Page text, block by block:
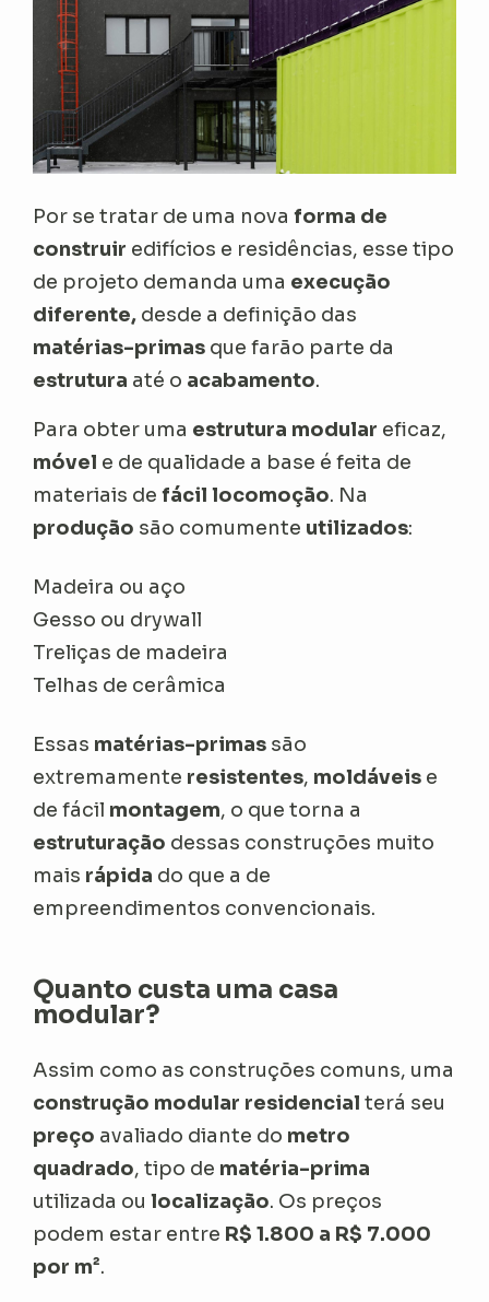
Por se tratar de uma novaforma de
construir edifícios e residências, esse tipo
de projeto demanda uma execução
diferente, desde a definição das
matérias-primas que farão parte da
estrutura até o acabamento.
Para obter uma estrutura modular eficaz,
móvel e de qualidade a base é feita de
materiais de fácil locomoção. Na
produção são comumente utilizados:
Madeira ou aço
Gesso ou drywall
Treliças de madeira
Telhas de cerâmica
Essas matérias-primas são
extremamente resistentes, moldáveis e
de fácil montagem, o que torna a
estruturação dessas construções muito
mais rápida do que a de
empreendimentos convencionais.
Quanto custa uma casa
modular?
Assim como as construções comuns, uma
construção modular residencial terá seu
preço avaliado diante do metro
quadrado, tipo de matéria-prima
utilizada oulocalização. Os preços
podem estar entre R$ 1.800 a R$ 7.000
por m².